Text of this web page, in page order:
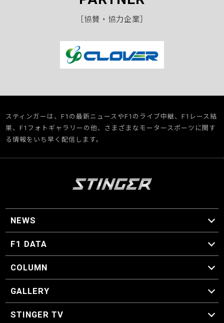
［協賛・協力企業］
スティンガーは、F1の最新ニュースやF1のライブ中継、F1レース結
果、F1フォトギャラリーの他、さまざまなモータースポーツに関す
る情報をいち早く配信します。
NEWS
F1 ニュース
F1 DATA
F1 日程
F1 データ
COLUMN
マイ・ワンダフル・サーキット
スクーデリア・一方通行
F1に燃え、ゴルフに泣く日々。
スティングくんの部屋
GALLERY
GALLERY
STINGER TV